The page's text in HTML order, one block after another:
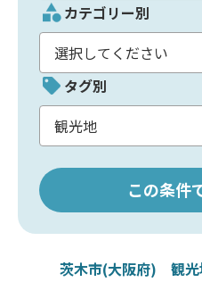
カテゴリー別
タグ別
この条件
茨木市(大阪府) 観